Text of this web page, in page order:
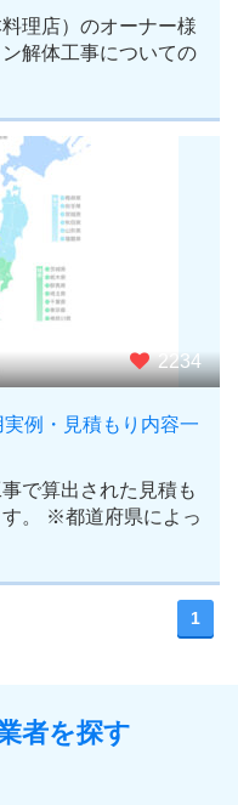
理店）のオーナー様
解体工事についての
2234
例・見積もり内容一
で算出された見積も
。 ※都道府県によっ
1
者を探す